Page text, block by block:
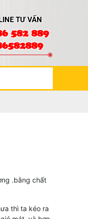
TƯ VẤN
582 889
.bằng chất
thì ta kéo ra